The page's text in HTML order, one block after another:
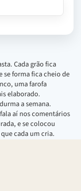
Cada grão fica
forma fica cheio de
uma farofa
elaborado.
a semana.
aí nos comentários
e se colocou
cada um cria.